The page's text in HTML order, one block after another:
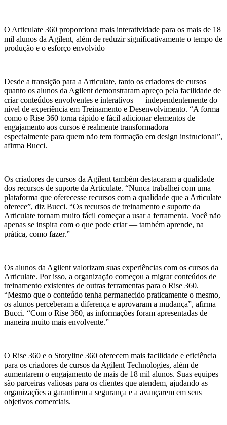
O Articulate 360 proporciona mais interatividade para os mais de 18
mil alunos da Agilent, além de reduzir significativamente o tempo de
produção e o esforço envolvido
Desde a transição para a Articulate, tanto os criadores de cursos
quanto os alunos da Agilent demonstraram apreço pela facilidade de
criar conteúdos envolventes e interativos — independentemente do
nível de experiência em Treinamento e Desenvolvimento. “A forma
como o Rise 360 torna rápido e fácil adicionar elementos de
engajamento aos cursos é realmente transformadora —
especialmente para quem não tem formação em design instrucional”,
afirma Bucci.
Os criadores de cursos da Agilent também destacaram a qualidade
dos recursos de suporte da Articulate. “Nunca trabalhei com uma
plataforma que oferecesse recursos com a qualidade que a Articulate
oferece”, diz Bucci. “Os recursos de treinamento e suporte da
Articulate tornam muito fácil começar a usar a ferramenta. Você não
apenas se inspira com o que pode criar — também aprende, na
prática, como fazer.”
Os alunos da Agilent valorizam suas experiências com os cursos da
Articulate. Por isso, a organização começou a migrar conteúdos de
treinamento existentes de outras ferramentas para o Rise 360.
“Mesmo que o conteúdo tenha permanecido praticamente o mesmo,
os alunos perceberam a diferença e aprovaram a mudança”, afirma
Bucci. “Com o Rise 360, as informações foram apresentadas de
maneira muito mais envolvente.”
O Rise 360 e o Storyline 360 oferecem mais facilidade e eficiência
para os criadores de cursos da Agilent Technologies, além de
aumentarem o engajamento de mais de 18 mil alunos. Suas equipes
são parceiras valiosas para os clientes que atendem, ajudando as
organizações a garantirem a segurança e a avançarem em seus
objetivos comerciais.